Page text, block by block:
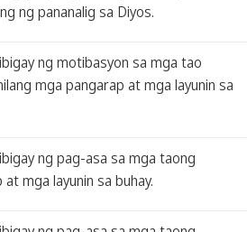
ng pananalig sa Diyos.
ng motibasyon sa mga tao
mga pangarap at mga layunin sa
ng pag-asa sa mga taong
mga layunin sa buhay.